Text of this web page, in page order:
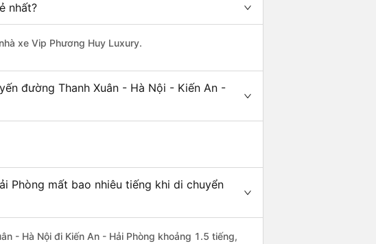
nhất?
xe Vip Phương Huy Luxury.
đường Thanh Xuân - Hà Nội - Kiến An -
Phòng mất bao nhiêu tiếng khi di chuyển
- Hà Nội đi Kiến An - Hải Phòng khoảng 1.5 tiếng,